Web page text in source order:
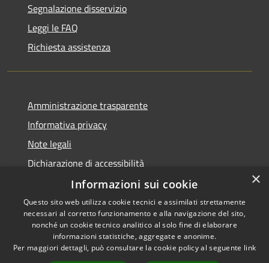
Segnalazione disservizio
Leggi le FAQ
Richiesta assistenza
Amministrazione trasparente
Informativa privacy
Note legali
Dichiarazione di accessibilità
Accessibilità
Privacy
Copyright © 2026 • Comune di
Casperia • Powered by
Municipium•Accesso
×
Informazioni sui cookie
Questo sito web utilizza cookie tecnici e assimilati strettamente
necessari al corretto funzionamento e alla navigazione del sito,
nonché un cookie tecnico analitico al solo fine di elaborare
informazioni statistiche, aggregate e anonime.
Per maggiori dettagli, può consultare la cookie policy al seguente link